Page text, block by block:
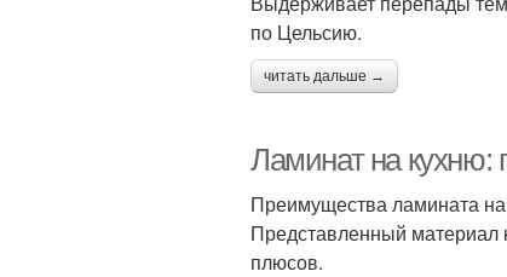
по Цельсию.
читать дальше →
Ламинат на
Преимущества ламината на
Представленный материал
плюсов.